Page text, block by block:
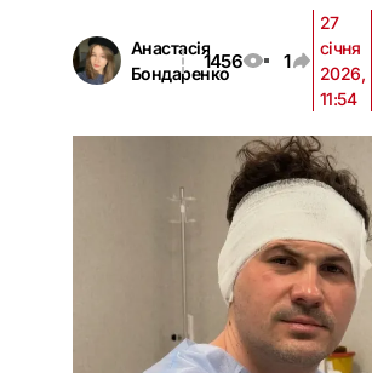
Анастасія
Бондаренко
1456 1
27
січня
2026,
11:54